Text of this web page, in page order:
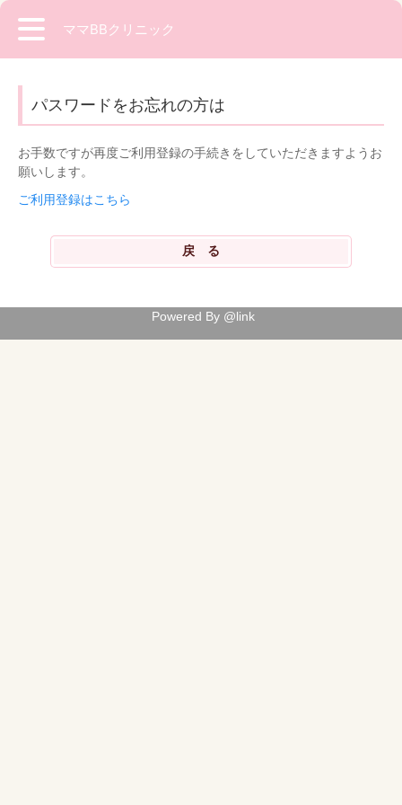
ママBBクリニック
パスワードをお忘れの方は
お手数ですが再度ご利用登録の手続きをしていただきますようお
願いします。
ご利用登録はこちら
Powered By @link